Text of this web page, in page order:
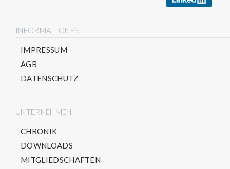
INFORMATIONEN
IMPRESSUM
AGB
DATENSCHUTZ
UNTERNEHMEN
CHRONIK
DOWNLOADS
MITGLIEDSCHAFTEN